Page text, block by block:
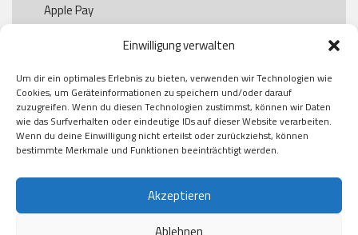
Einwilligung verwalten
Um dir ein optimales Erlebnis zu bieten, verwenden wir Technologien wie
Cookies, um Geräteinformationen zu speichern und/oder darauf
zuzugreifen. Wenn du diesen Technologien zustimmst, können wir Daten
wie das Surfverhalten oder eindeutige IDs auf dieser Website verarbeiten.
Wenn du deine Einwilligung nicht erteilst oder zurückziehst, können
bestimmte Merkmale und Funktionen beeinträchtigt werden.
Akzeptieren
Ablehnen
Apple Pay
Paypal
Kauf auf Rechung
Klarna
American Express